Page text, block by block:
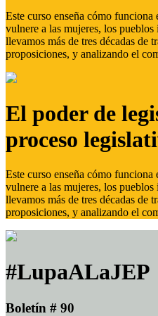
Este curso enseña cómo
vulnere a las mujeres, los
llevamos más de tres décadas de
proposiciones, y analizando el
El poder de
proceso
Este curso enseña cómo
vulnere a las mujeres, los
llevamos más de tres décadas de
proposiciones, y analizando el
#LupaALaJEP
Boletín # 90